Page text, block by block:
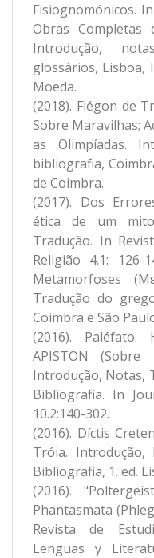
Fisiognomónicos.
Obras
Introdução,
glossários, Lisboa,
Moeda.
(2018). Flégon de
Sobre Maravilhas;
as Olimpíadas.
bibliografia,
de Coimbra.
(2017). Dos
ética de um
Tradução. In
Religião 4.1: 126-
Metamorfoses
Tradução do
Coimbra e São
(2016). Paléfato.
APISTON (Sobre
Introdução, Notas,
Bibliografia. In
10.2:140-302.
(2016). Díctis
Tróia. Introdução,
Bibliografia, 1. ed.
(2016).
Phantasmata
Revista de
Lenguas y